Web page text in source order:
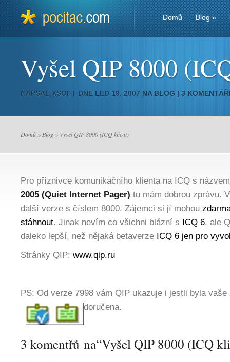
Domů Blog»
Vyšel QIP 8000
NAPSAL XSOFT DNE LED 19, 2007 NA BLOG | 3
Domů » Blog » Vyšel QIP 8000 (ICQ klient)
Pro příznivce komunikačního klienta na ICQ s
2005 (Quiet Internet Pager) tu mám dobrou zprávu.
další verze s číslem 8000. Zájemci si jí mohou
stáhnout. Jinak nevím co všichni blázní s ICQ 6, ale
daleko lepší, než nějaká betaverze ICQ 6 jen pro
Stránky QIP: www.qip.ru
PS: Od verze 7998 vám QIP ukazuje i jestli byla vaše
doručena.
3 komentřů na“Vyšel QIP 8000 (ICQ